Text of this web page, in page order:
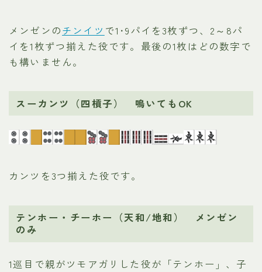
メンゼンのチンイツ で1･9パイを3枚ずつ、2～8パ
イを1枚ずつ揃えた役です。最後の1枚はどの数字で
も構いません。
スーカンツ（四槓子） 鳴いてもOK
カンツを3つ揃えた役です。
テンホー・チーホー（天和/地和） メンゼン
のみ
1巡目で親がツモアガリした役が「テンホー」、子